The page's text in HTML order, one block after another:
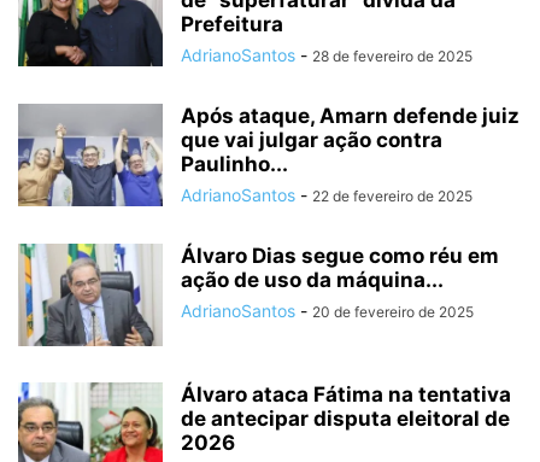
Prefeitura
AdrianoSantos - 28 de fevereiro de 2025
Após ataque, Amarn defende juiz
que vai julgar ação contra
Paulinho...
AdrianoSantos - 22 de fevereiro de 2025
Álvaro Dias segue como réu em
ação de uso da máquina...
AdrianoSantos - 20 de fevereiro de 2025
Álvaro ataca Fátima na tentativa
de antecipar disputa eleitoral de
2026